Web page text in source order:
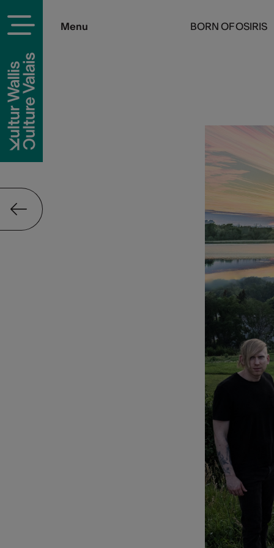
Menu BORN OF OSIRIS